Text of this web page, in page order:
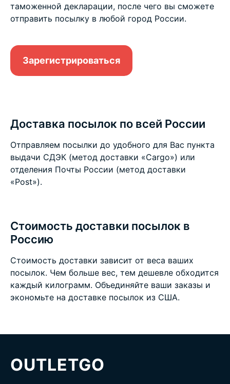
таможенной декларации, после чего вы сможете
отправить посылку в любой город России.
Зарегистрироваться
Доставка посылок по всей России
Отправляем посылки до удобного для Вас пункта
выдачи СДЭК (метод доставки «Cargo») или
отделения Почты России (метод доставки
«Post»).
Стоимость доставки посылок в
Россию
Стоимость доставки зависит от веса ваших
посылок. Чем больше вес, тем дешевле обходится
каждый килограмм. Объединяйте ваши заказы и
экономьте на доставке посылок из США.
OUTLETGO